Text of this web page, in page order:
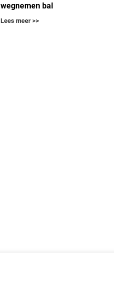
wegnemen bal
Lees meer >>